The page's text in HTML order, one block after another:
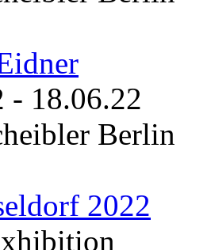
- 18.06.22
Berlin
2022